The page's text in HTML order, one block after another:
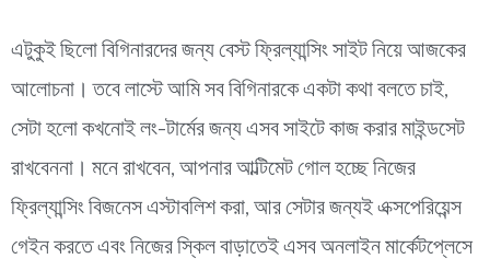
এটুকুই ছিলো বিগিনারদের জন্য বেস্ট ফ্রিল্যান্সিং সাইট নিয়ে আজকের
আলোচনা। তবে লাস্টে আমি সব বিগিনারকে একটা কথা বলতে চাই,
সেটা হলো কখনোই লং-টার্মের জন্য এসব সাইটে কাজ করার মাইন্ডসেট
রাখবেননা। মনে রাখবেন, আপনার আল্টিমেট গোল হচ্ছে নিজের
ফ্রিল্যান্সিং বিজনেস এস্টাবলিশ করা, আর সেটার জন্যই এক্সপেরিয়েন্স
গেইন করতে এবং নিজের স্কিল বাড়াতেই এসব অনলাইন মার্কেটপ্লেসে